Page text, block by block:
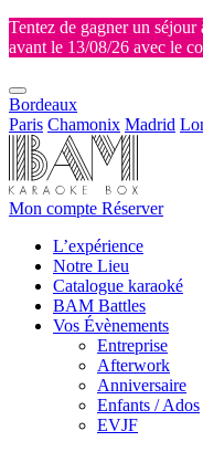
Tentez de gagner un
avant le 13/08/26 avec le
Bordeaux
Paris Chamonix Madrid
Mon compte Réserver
L’expérience
Notre Lieu
Catalogue karaoké
BAM Battles
Vos Évènements
Entreprise
Afterwork
Anniversaire
Enfants / Ados
EVJF